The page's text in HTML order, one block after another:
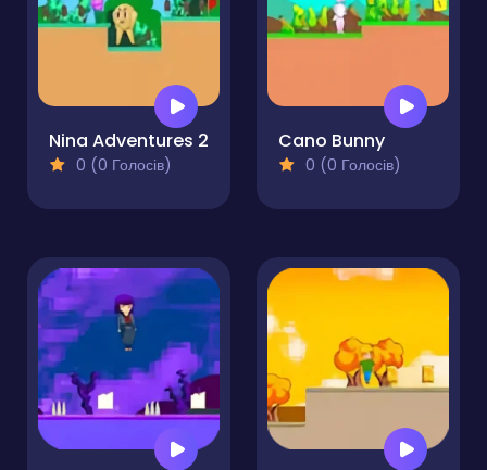
Nina Adventures 2
0 (0 Голосів)
Cano Bunny
0 (0 Голосів)